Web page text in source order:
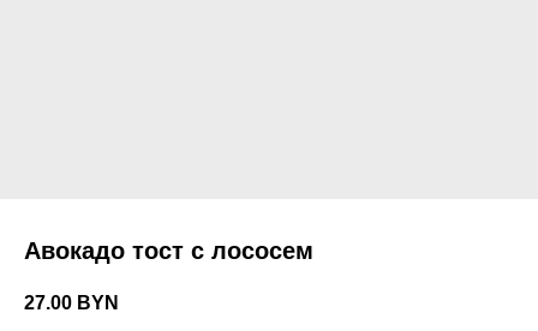
Авокадо тост с лососем
27.00 BYN